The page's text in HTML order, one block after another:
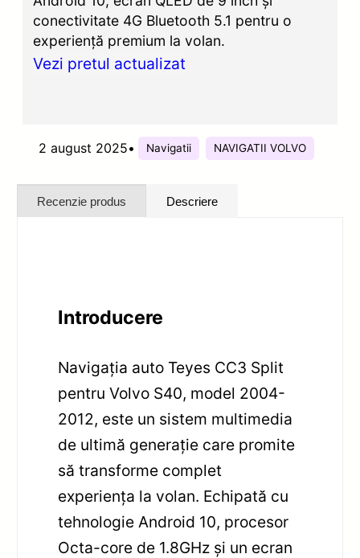
conectivitate 4G Bluetooth 5.1 pentru o
experiență premium la volan.
Vezi pretul actualizat
2 august 2025• Navigatii NAVIGATII VOLVO
Recenzie produs Descriere
Introducere
Navigația auto Teyes CC3 Split
pentru Volvo S40, model 2004-
2012, este un sistem multimedia
de ultimă generație care promite
să transforme complet
experiența la volan. Echipată cu
tehnologie Android 10, procesor
Octa-core de 1.8GHz și un ecran